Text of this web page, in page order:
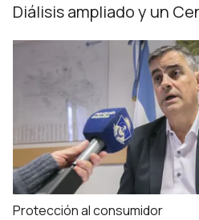
Diálisis ampliado y un
Protección al consumidor